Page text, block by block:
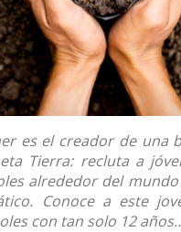
es el creador de una
Tierra: recluta a
alrededor del
Conoce a este
con tan solo 12